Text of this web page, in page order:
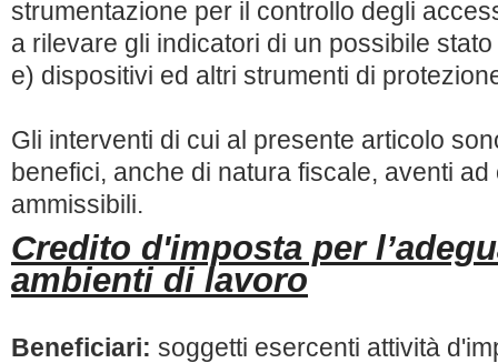
strumentazione per il controllo degli
a rilevare gli indicatori di un possibile
e) dispositivi ed altri strumenti di
Gli interventi di cui al presente articolo
benefici, anche di natura fiscale, aventi
ammissibili.
Credito d'imposta per
ambienti di lavoro
Beneficiari: soggetti esercenti attività